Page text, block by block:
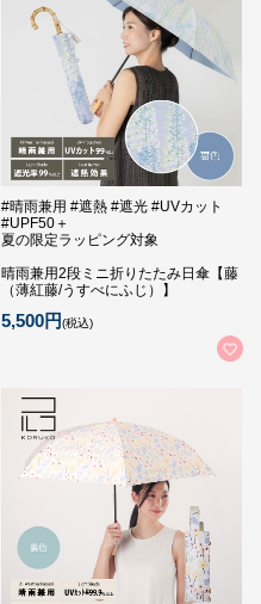
#晴雨兼用 #遮熱 #遮光 #UVカット
#UPF50＋
夏の限定ラッピング対象
晴雨兼用2段ミニ折りたたみ日傘【藤
（薄紅藤/うすべにふじ）】
5,500円(税込)